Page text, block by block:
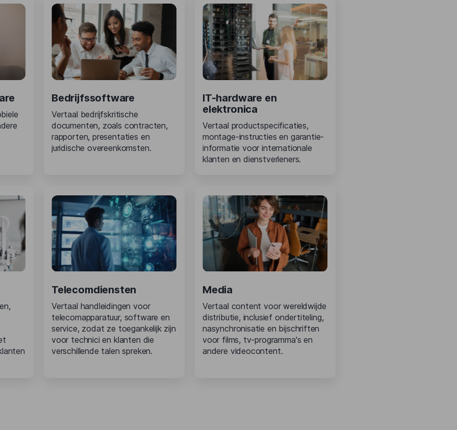
Bedrijfssoftware
Vertaal bedrijfskritische
documenten, zoals contracten,
rapporten, presentaties en
juridische overeenkomsten.
IT-hardware en
elektronica
Vertaal productspecificaties,
montage-instructies en garantie-
informatie voor internationale
klanten en dienstverleners.
Telecomdiensten
Vertaal handleidingen voor
telecomapparatuur, software en
service, zodat ze toegankelijk zijn
voor technici en klanten die
verschillende talen spreken.
Media
Vertaal content voor wereldwijde
distributie, inclusief ondertiteling,
nasynchronisatie en bijschriften
voor films, tv-programma's en
andere videocontent.